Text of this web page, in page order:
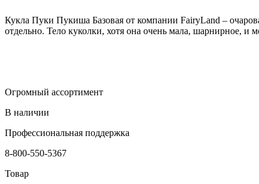
Кукла Пуки Пукиша Базовая от компании FairyLand –
отдельно. Тело куколки, хотя она очень мала, шарнирное,
Огромный ассортимент
В наличии
Профессиональная поддержка
8-800-550-5367
Товар